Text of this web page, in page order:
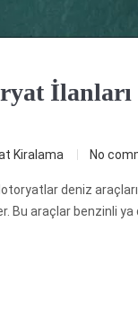
İlanları
Kiralama No
deniz
Bu araçlar benzinli